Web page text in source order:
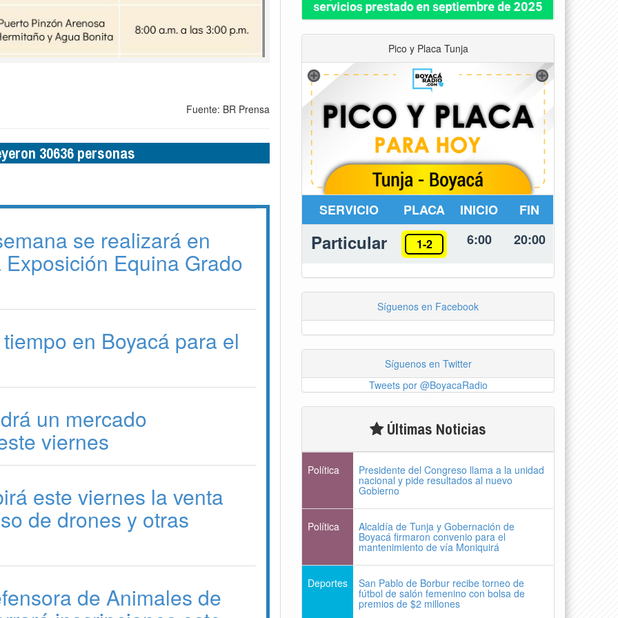
Fuente: BR Prensa
30636 personas
se realizará en
Equina Grado
en Boyacá para el
un mercado
viernes
este viernes la venta
de drones y otras
de Animales de
Pico y Placa Tunja
SERVICIO PLACA INICIO FIN
Particular 1-2 6:00 20:00
Síguenos en Facebook
Síguenos en Twitter
Tweets por @BoyacaRadio
Últimas Noticias
Política Presidente del Congreso llama a la unidad
nacional y pide resultados al nuevo
Gobierno
Política Alcaldía de Tunja y Gobernación de
Boyacá firmaron convenio para el
mantenimiento de vía Moniquirá
Deportes San Pablo de Borbur recibe torneo de
fútbol de salón femenino con bolsa de
premios de $2 millones